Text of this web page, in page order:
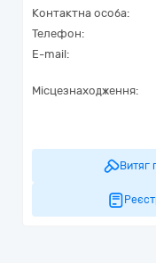
Контактна особа:
Телефон:
E-mail:
Місцезнаходження:
Витяг